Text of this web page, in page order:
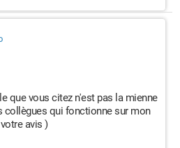
que vous citez n'est pas la mienne
collègues qui fonctionne sur mon
avis )